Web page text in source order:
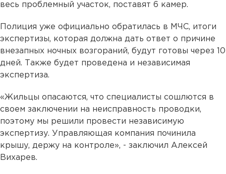
весь проблемный участок, поставят 6 камер.
Полиция уже официально обратилась в МЧС, итоги
экспертизы, которая должна дать ответ о причине
внезапных ночных возгораний, будут готовы через 10
дней. Также будет проведена и независимая
экспертиза.
«Жильцы опасаются, что специалисты сошлются в
своем заключении на неисправность проводки,
поэтому мы решили провести независимую
экспертизу. Управляющая компания починила
крышу, держу на контроле», - заключил Алексей
Вихарев.